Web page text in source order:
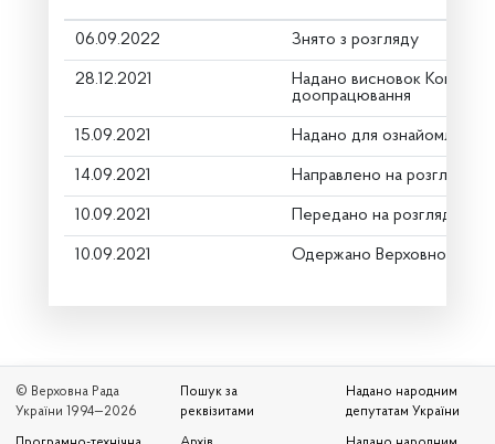
06.09.2022 Знято з розгляду
28.12.2021
Надано висновок
доопрацювання
15.09.2021 Надано для ознайомлення
14.09.2021 Направлено на розгляд
10.09.2021 Передано на розгляд
10.09.2021 Одержано Верховною
© Верховна Рада
України 1994—2026
Пошук за
реквізитами
Надано народним
депутатам України